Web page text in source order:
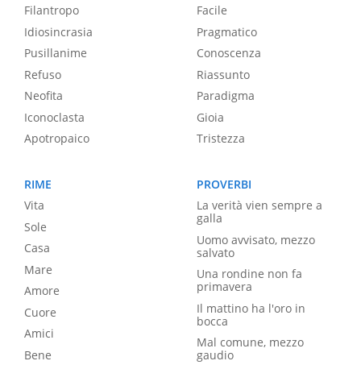
Filantropo
Idiosincrasia
Pusillanime
Refuso
Neofita
Iconoclasta
Apotropaico
Facile
Pragmatico
Conoscenza
Riassunto
Paradigma
Gioia
Tristezza
RIME
Vita
Sole
Casa
Mare
Amore
Cuore
Amici
Bene
PROVERBI
La verità vien sempre a
galla
Uomo avvisato, mezzo
salvato
Una rondine non fa
primavera
Il mattino ha l'oro in
bocca
Mal comune, mezzo
gaudio